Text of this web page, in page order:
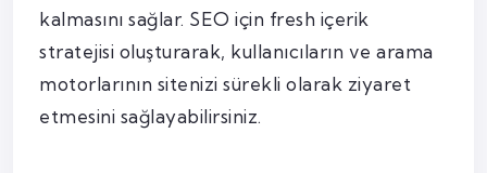
kalmasını sağlar. SEO için fresh içerik
stratejisi oluşturarak, kullanıcıların ve arama
motorlarının sitenizi sürekli olarak ziyaret
etmesini sağlayabilirsiniz.